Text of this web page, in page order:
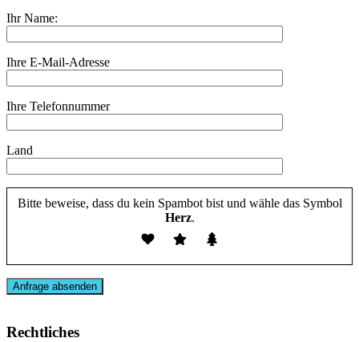
Ihr Name:
Ihre E-Mail-Adresse
Ihre Telefonnummer
Land
Bitte beweise, dass du kein Spambot bist und wähle das Symbol
Herz.
Rechtliches